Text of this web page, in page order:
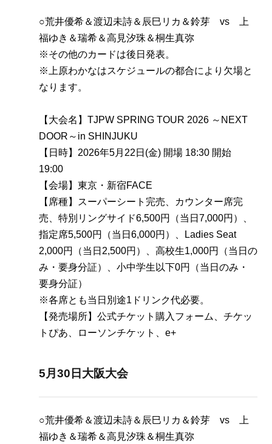
○荒井優希＆渡辺未詩＆辰巳リカ＆鈴芽 vs 上
福ゆき＆瑞希＆高見汐珠＆桐生真弥
※その他のカードは後日発表。
※上原わかなはスケジュールの都合により欠場と
なります。
【大会名】TJPW SPRING TOUR 2026 ～NEXT
DOOR～in SHINJUKU
【日時】2026年5月22日(金) 開場 18:30 開始
19:00
【会場】東京・新宿FACE
【席種】スーパーシート完売、カウンター席完
売、特別リングサイド6,500円（当日7,000円）、
指定席5,500円（当日6,000円）、Ladies Seat
2,000円（当日2,500円）、高校生1,000円（当日の
み・要身分証）、小中学生以下0円（当日のみ・
要身分証）
※各席とも当日別途1ドリンク代必要。
【発売場所】公式チケット購入フォーム、チケッ
トぴあ、ローソンチケット、e+
5月30日大阪大会
○荒井優希＆渡辺未詩＆辰巳リカ＆鈴芽 vs 上
福ゆき＆瑞希＆高見汐珠＆桐生真弥